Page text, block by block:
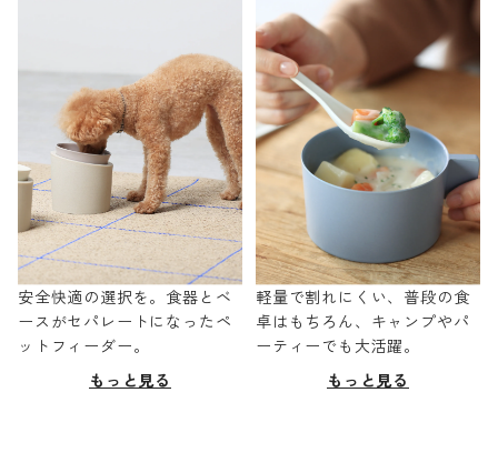
安全快適の選択を。食器とベ
ースがセパレートになったペ
ットフィーダー。
もっと見る
軽量で割れにくい、普段の食
卓はもちろん、キャンプやパ
ーティーでも大活躍。
もっと見る